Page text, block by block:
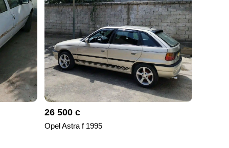
26 500 с
Opel Astra f 1995